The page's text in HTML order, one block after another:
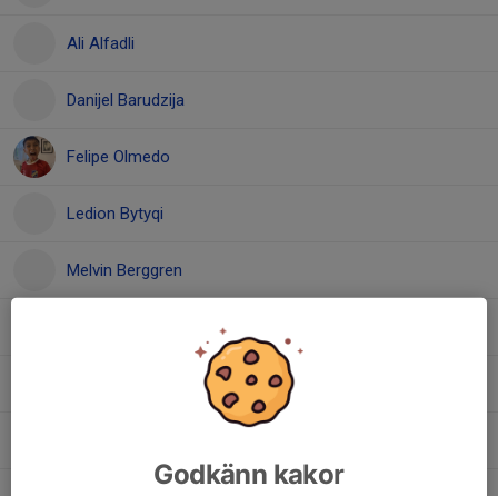
Ali Alfadli
Danijel Barudzija
Felipe Olmedo
Ledion Bytyqi
Melvin Berggren
Godkänn kakor